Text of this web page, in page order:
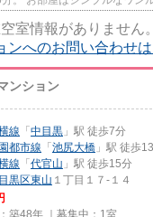
室情報がありません。
ンへのお問い合わせ
ンション
線 「 中目黒 」駅 徒歩7分
都市線 「 池尻大橋 」駅 徒歩
線 「 代官山 」駅 徒歩15分
目黒区東山 １丁目１７-１４
築48年 ｜募集中： 1室